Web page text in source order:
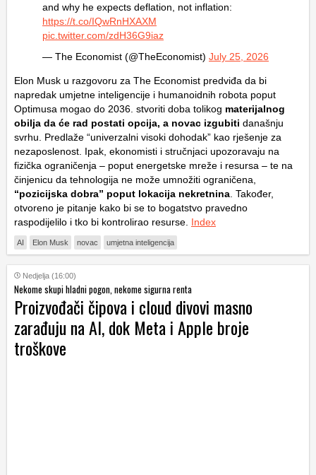
and why he expects deflation, not inflation:
https://t.co/IQwRnHXAXM
pic.twitter.com/zdH36G9iaz
— The Economist (@TheEconomist) July 25, 2026
Elon Musk u razgovoru za The Economist predviđa da bi
napredak umjetne inteligencije i humanoidnih robota poput
Optimusa mogao do 2036. stvoriti doba tolikog materijalnog
obilja da će rad postati opcija, a novac izgubiti današnju
svrhu. Predlaže “univerzalni visoki dohodak” kao rješenje za
nezaposlenost. Ipak, ekonomisti i stručnjaci upozoravaju na
fizička ograničenja – poput energetske mreže i resursa – te na
činjenicu da tehnologija ne može umnožiti ograničena,
“pozicijska dobra” poput lokacija nekretnina . Također,
otvoreno je pitanje kako bi se to bogatstvo pravedno
raspodijelilo i tko bi kontrolirao resurse. Index
AI Elon Musk novac umjetna inteligencija
Nedjelja (16:00)
Nekome skupi hladni pogon, nekome sigurna renta
Proizvođači čipova i cloud divovi masno
zarađuju na AI, dok Meta i Apple broje
troškove